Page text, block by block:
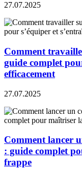
27.07.2025
Comment
guide complet
efficacement
27.07.2025
Comment lancer
: guide complet
frappe